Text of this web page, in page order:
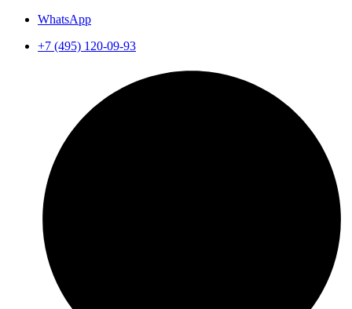
WhatsApp
+7 (495) 120-09-93